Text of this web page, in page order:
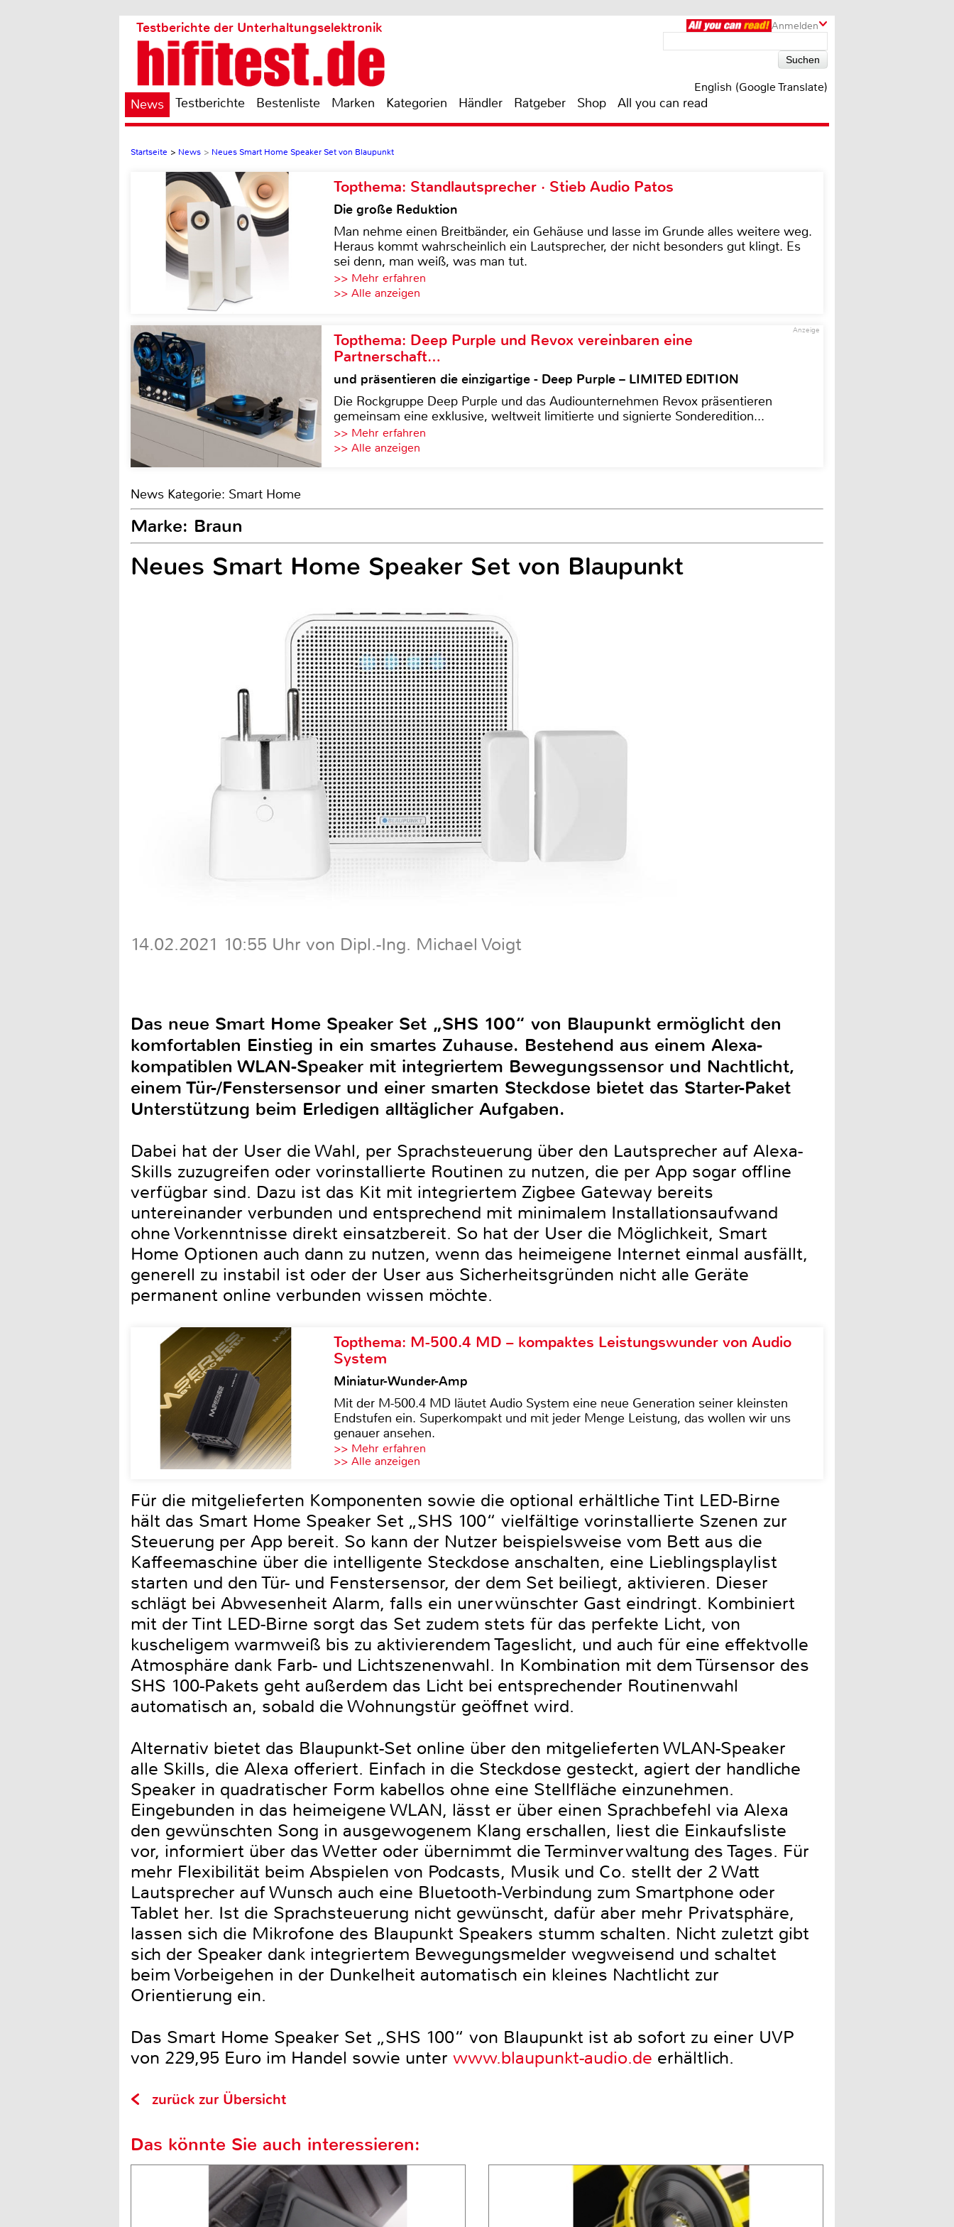
Anmelden
Testberichte der Unterhaltungselektronik
English (Google Translate)
News Testberichte Bestenliste Marken Kategorien Händler Ratgeber Shop All you can read
Startseite > News > Neues Smart Home Speaker Set von Blaupunkt
Topthema: Standlautsprecher · Stieb Audio Patos
Die große Reduktion
Man nehme einen Breitbänder, ein Gehäuse und lasse im Grunde alles weitere weg.
Heraus kommt wahrscheinlich ein Lautsprecher, der nicht besonders gut klingt. Es
sei denn, man weiß, was man tut.
>> Mehr erfahren
>> Alle anzeigen
Anzeige
Topthema: Deep Purple und Revox vereinbaren eine
Partnerschaft…
und präsentieren die einzigartige - Deep Purple – LIMITED EDITION
Die Rockgruppe Deep Purple und das Audiounternehmen Revox präsentieren
gemeinsam eine exklusive, weltweit limitierte und signierte Sonderedition...
>> Mehr erfahren
>> Alle anzeigen
News Kategorie: Smart Home
Marke: Braun
Neues Smart Home Speaker Set von Blaupunkt
14.02.2021 10:55 Uhr von Dipl.-Ing. Michael Voigt
Das neue Smart Home Speaker Set „SHS 100“ von Blaupunkt ermöglicht den
komfortablen Einstieg in ein smartes Zuhause. Bestehend aus einem Alexa-
kompatiblen WLAN-Speaker mit integriertem Bewegungssensor und Nachtlicht,
einem Tür-/Fenstersensor und einer smarten Steckdose bietet das Starter-Paket
Unterstützung beim Erledigen alltäglicher Aufgaben.
Dabei hat der User die Wahl, per Sprachsteuerung über den Lautsprecher auf Alexa-
Skills zuzugreifen oder vorinstallierte Routinen zu nutzen, die per App sogar offline
verfügbar sind. Dazu ist das Kit mit integriertem Zigbee Gateway bereits
untereinander verbunden und entsprechend mit minimalem Installationsaufwand
ohne Vorkenntnisse direkt einsatzbereit. So hat der User die Möglichkeit, Smart
Home Optionen auch dann zu nutzen, wenn das heimeigene Internet einmal ausfällt,
generell zu instabil ist oder der User aus Sicherheitsgründen nicht alle Geräte
permanent online verbunden wissen möchte.
Topthema: M-500.4 MD – kompaktes Leistungswunder von Audio
System
Miniatur-Wunder-Amp
Mit der M-500.4 MD läutet Audio System eine neue Generation seiner kleinsten
Endstufen ein. Superkompakt und mit jeder Menge Leistung, das wollen wir uns
genauer ansehen.
>> Mehr erfahren
>> Alle anzeigen
Für die mitgelieferten Komponenten sowie die optional erhältliche Tint LED-Birne
hält das Smart Home Speaker Set „SHS 100“ vielfältige vorinstallierte Szenen zur
Steuerung per App bereit. So kann der Nutzer beispielsweise vom Bett aus die
Kaffeemaschine über die intelligente Steckdose anschalten, eine Lieblingsplaylist
starten und den Tür- und Fenstersensor, der dem Set beiliegt, aktivieren. Dieser
schlägt bei Abwesenheit Alarm, falls ein unerwünschter Gast eindringt. Kombiniert
mit der Tint LED-Birne sorgt das Set zudem stets für das perfekte Licht, von
kuscheligem warmweiß bis zu aktivierendem Tageslicht, und auch für eine effektvolle
Atmosphäre dank Farb- und Lichtszenenwahl. In Kombination mit dem Türsensor des
SHS 100-Pakets geht außerdem das Licht bei entsprechender Routinenwahl
automatisch an, sobald die Wohnungstür geöffnet wird.
Alternativ bietet das Blaupunkt-Set online über den mitgelieferten WLAN-Speaker
alle Skills, die Alexa offeriert. Einfach in die Steckdose gesteckt, agiert der handliche
Speaker in quadratischer Form kabellos ohne eine Stellfläche einzunehmen.
Eingebunden in das heimeigene WLAN, lässt er über einen Sprachbefehl via Alexa
den gewünschten Song in ausgewogenem Klang erschallen, liest die Einkaufsliste
vor, informiert über das Wetter oder übernimmt die Terminverwaltung des Tages. Für
mehr Flexibilität beim Abspielen von Podcasts, Musik und Co. stellt der 2 Watt
Lautsprecher auf Wunsch auch eine Bluetooth-Verbindung zum Smartphone oder
Tablet her. Ist die Sprachsteuerung nicht gewünscht, dafür aber mehr Privatsphäre,
lassen sich die Mikrofone des Blaupunkt Speakers stumm schalten. Nicht zuletzt gibt
sich der Speaker dank integriertem Bewegungsmelder wegweisend und schaltet
beim Vorbeigehen in der Dunkelheit automatisch ein kleines Nachtlicht zur
Orientierung ein.
Das Smart Home Speaker Set „SHS 100“ von Blaupunkt ist ab sofort zu einer UVP
von 229,95 Euro im Handel sowie unter www.blaupunkt-audio.de erhältlich.
zurück zur Übersicht
Das könnte Sie auch interessieren: